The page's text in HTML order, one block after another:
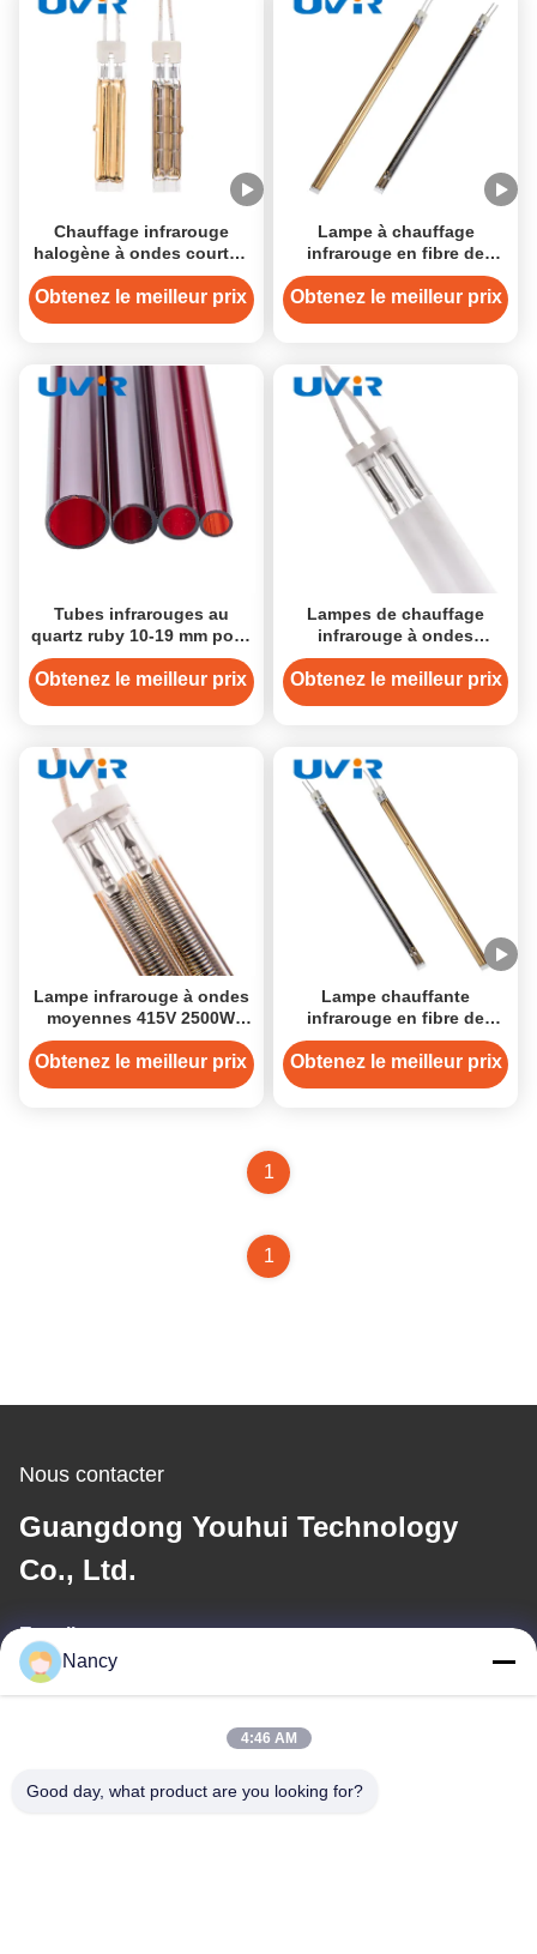
Chauffage infrarouge
halogène à ondes courtes
de 1100W pour machines à
plaquer les chants
Obtenez le meilleur prix
Lampe à chauffage
infrarouge en fibre de
carbone double tube
recouverte d'or de 3500 W
Obtenez le meilleur prix
Tubes infrarouges au
quartz ruby 10-19 mm pour
lampes à chaleur
Obtenez le meilleur prix
Lampes de chauffage
infrarouge à ondes
moyennes de 2000 W 230 V
revêtement blanc
Obtenez le meilleur prix
Lampe infrarouge à ondes
moyennes 415V 2500W
Tube chauffant en quartz à
revêtement or
Obtenez le meilleur prix
Lampe chauffante
infrarouge en fibre de
carbone 2000W avec
revêtement doré
Obtenez le meilleur prix
1
1
Nous contacter
Guangdong Youhui Technology
Co., Ltd.
E-mail
Nancy
4:46 AM
Good day, what product are you looking for?